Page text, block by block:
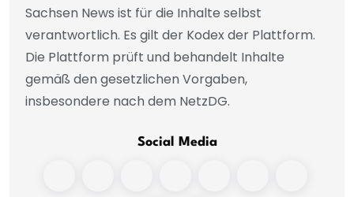
Sachsen News ist für die Inhalte selbst
verantwortlich. Es gilt der Kodex der Plattform.
Die Plattform prüft und behandelt Inhalte
gemäß den gesetzlichen Vorgaben,
insbesondere nach dem NetzDG.
Social Media